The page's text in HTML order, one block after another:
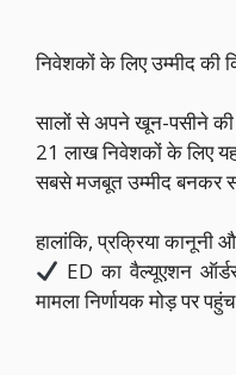
निवेशकों के लिए उम्मीद की
सालों से अपने खून-पसीने
21 लाख निवेशकों के लिए
सबसे मजबूत उम्मीद बनकर
हालांकि, प्रक्रिया कानूनी
ED का वैल्यूएशन
मामला निर्णायक मोड़ पर